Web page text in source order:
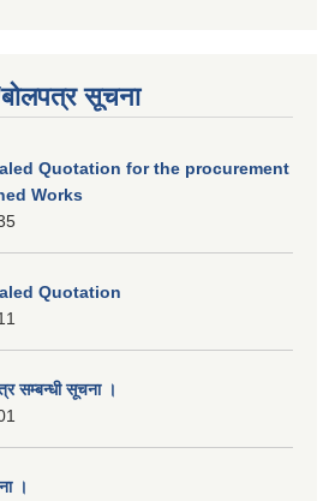
सूचना
Quotation for the procurement
Works
Quotation
सम्बन्धी सूचना ।
।